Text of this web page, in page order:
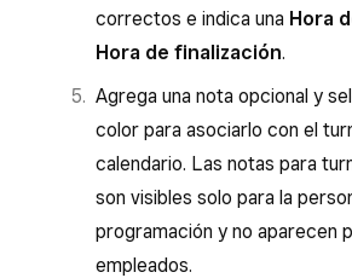
correctos e indica una Hora
Hora de finalización.
Agrega una nota opcional y
color para asociarlo con el
calendario. Las notas para
son visibles solo para la
programación y no aparecen
empleados.